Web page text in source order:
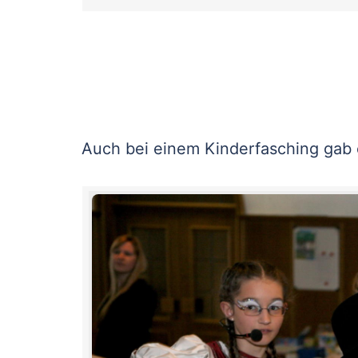
Auch bei einem Kinderfasching